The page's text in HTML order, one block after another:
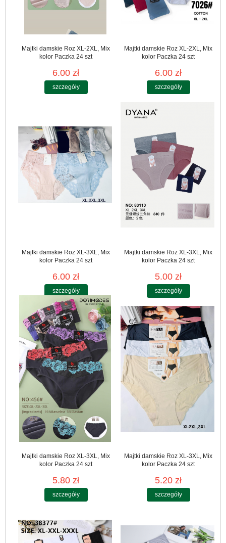
Majtki damskie Roz XL-2XL, Mix
kolor Paczka 24 szt
6.00 zł
szczegóły
Majtki damskie Roz XL-2XL, Mix
kolor Paczka 24 szt
6.00 zł
szczegóły
Majtki damskie Roz XL-3XL, Mix
kolor Paczka 24 szt
6.00 zł
szczegóły
Majtki damskie Roz XL-3XL, Mix
kolor Paczka 24 szt
5.00 zł
szczegóły
Majtki damskie Roz XL-3XL, Mix
kolor Paczka 24 szt
5.80 zł
szczegóły
Majtki damskie Roz XL-3XL, Mix
kolor Paczka 24 szt
5.20 zł
szczegóły